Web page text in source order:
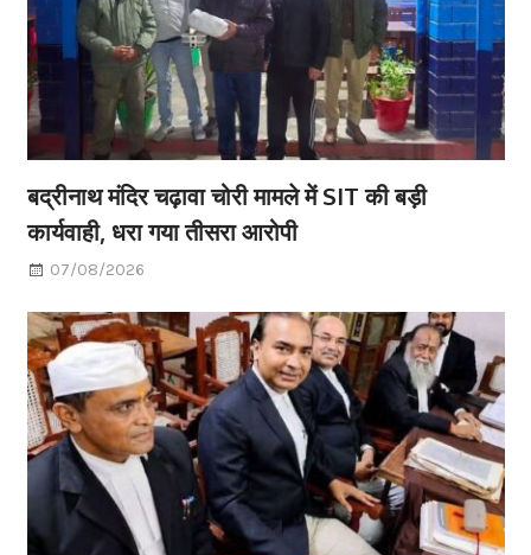
बद्रीनाथ मंदिर चढ़ावा चोरी मामले में SIT की बड़ी
कार्यवाही, धरा गया तीसरा आरोपी
07/08/2026